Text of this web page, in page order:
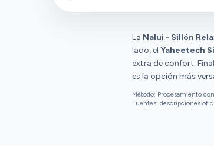
La Nalui - Sillón
lado, el Yaheetech
extra de confort.
es la opción más
Método: Procesamiento
Fuentes: descripciones